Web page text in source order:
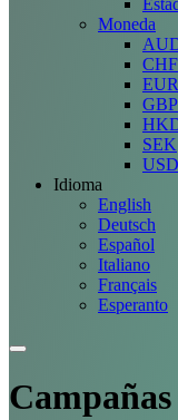
Moneda
CHF
EUR
GBP
SEK
USD
Idioma
English
Deutsch
Español
Italiano
Français
Esperanto
Campañas